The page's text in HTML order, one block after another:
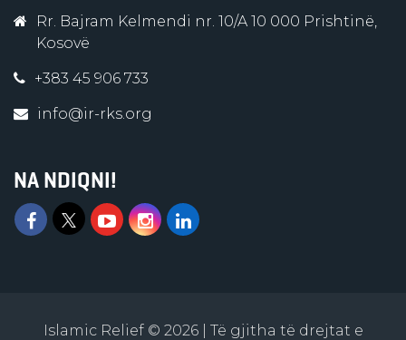
Rr. Bajram Kelmendi nr. 10/A 10 000 Prishtinë,
Kosovë
+383 45 906 733
info@ir-rks.org
NA NDIQNI!
Islamic Relief © 2026 | Të gjitha të drejtat e